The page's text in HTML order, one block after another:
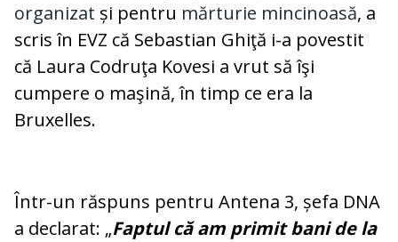
organizat și pentru mărturie mincinoasă, a
scris în EVZ că Sebastian Ghiţă i-a povestit
că Laura Codruţa Kovesi a vrut să îşi
cumpere o maşină, în timp ce era la
Bruxelles.
Într-un răspuns pentru Antena 3, șefa DNA
a declarat: „Faptul că am primit bani de la